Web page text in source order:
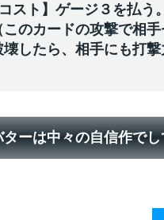
スト】ゲージ３を払う。
このカードの攻撃で相
壊したら、相手にも打
ーは中々の自信作で